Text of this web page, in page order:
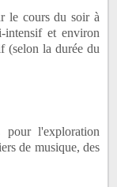
le cours du soir à
intensif et environ
(selon la durée du
pour l'exploration
de musique, des